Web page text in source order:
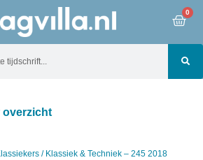
0
overzicht
/ Klassiek & Techniek – 245 2018